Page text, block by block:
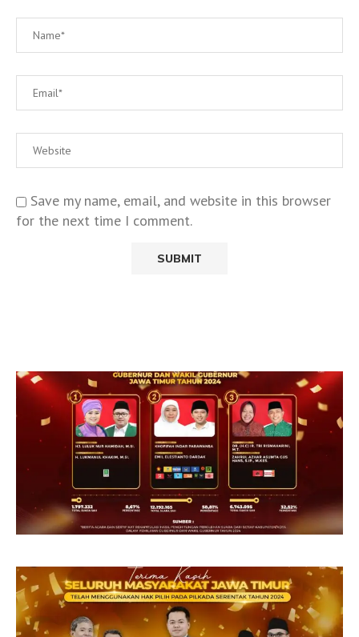
Save my name, email, and website in this browser
for the next time I comment.